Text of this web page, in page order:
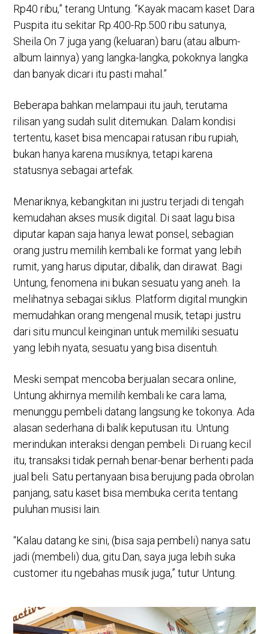
Rp40 ribu,” terang Untung. “Kayak macam kaset Dara
Puspita itu sekitar Rp.400-Rp.500 ribu satunya,
Sheila On 7 juga yang (keluaran) baru (atau album-
album lainnya) yang langka-langka, pokoknya langka
dan banyak dicari itu pasti mahal.”
Beberapa bahkan melampaui itu jauh, terutama
rilisan yang sudah sulit ditemukan. Dalam kondisi
tertentu, kaset bisa mencapai ratusan ribu rupiah,
bukan hanya karena musiknya, tetapi karena
statusnya sebagai artefak.
Menariknya, kebangkitan ini justru terjadi di tengah
kemudahan akses musik digital. Di saat lagu bisa
diputar kapan saja hanya lewat ponsel, sebagian
orang justru memilih kembali ke format yang lebih
rumit, yang harus diputar, dibalik, dan dirawat. Bagi
Untung, fenomena ini bukan sesuatu yang aneh. Ia
melihatnya sebagai siklus. Platform digital mungkin
memudahkan orang mengenal musik, tetapi justru
dari situ muncul keinginan untuk memiliki sesuatu
yang lebih nyata, sesuatu yang bisa disentuh.
Meski sempat mencoba berjualan secara online,
Untung akhirnya memilih kembali ke cara lama,
menunggu pembeli datang langsung ke tokonya. Ada
alasan sederhana di balik keputusan itu. Untung
merindukan interaksi dengan pembeli. Di ruang kecil
itu, transaksi tidak pernah benar-benar berhenti pada
jual beli. Satu pertanyaan bisa berujung pada obrolan
panjang, satu kaset bisa membuka cerita tentang
puluhan musisi lain.
“Kalau datang ke sini, (bisa saja pembeli) nanya satu
jadi (membeli) dua, gitu.Dan, saya juga lebih suka
customer itu ngebahas musik juga,” tutur Untung.